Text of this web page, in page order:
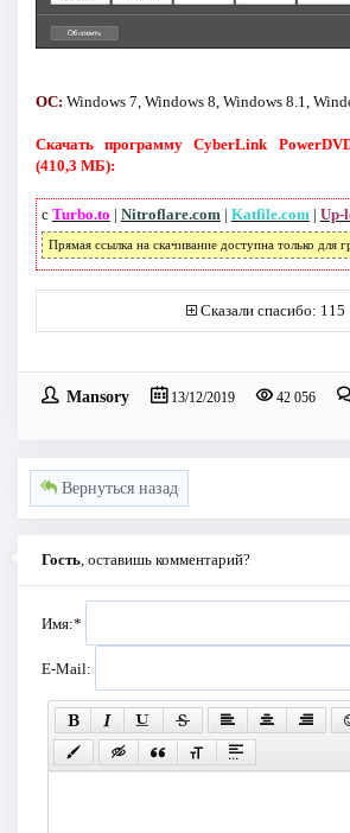
ОС: Windows 7, Windows 8, Windows 8.1,
Скачать программу CyberLink
(410,3 МБ):
с Turbo.to | Nitroflare.com| Katfile.com| Up-
Прямая ссылка на скачивание доступна только для
Сказали спасибо: 115
Mansory 13/12/2019 42 056
Вернуться назад
Гость, оставишь комментарий?
Имя:*
E-Mail: